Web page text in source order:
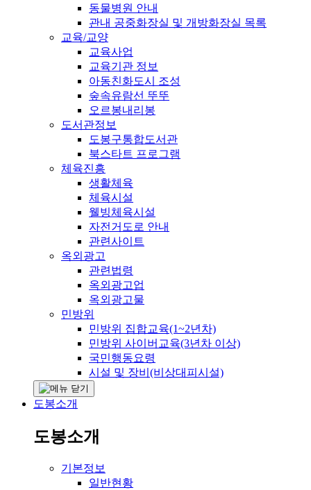
동물병원 안내
관내 공중화장실 및 개방화장실 목록
교육/교양
교육사업
교육기관 정보
아동친화도시 조성
숲속유람선 뚜뚜
오르봉내리봉
도서관정보
도봉구통합도서관
북스타트 프로그램
체육진흥
생활체육
체육시설
웰빙체육시설
자전거도로 안내
관련사이트
옥외광고
관련법령
옥외광고업
옥외광고물
민방위
민방위 집합교육(1~2년차)
민방위 사이버교육(3년차 이상)
국민행동요령
시설 및 장비(비상대피시설)
도봉소개
도봉소개
기본정보
일반현황